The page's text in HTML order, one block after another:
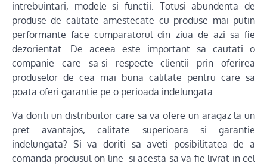
intrebuintari, modele si functii. Totusi abundenta de
produse de calitate amestecate cu produse mai putin
performante face cumparatorul din ziua de azi sa fie
dezorientat. De aceea este important sa cautati o
companie care sa-si respecte clientii prin oferirea
produselor de cea mai buna calitate pentru care sa
poata oferi garantie pe o perioada indelungata.
Va doriti un distribuitor care sa va ofere un aragaz la un
pret avantajos, calitate superioara si garantie
indelungata? Si va doriti sa aveti posibilitatea de a
comanda produsul on-line si acesta sa va fie livrat in cel